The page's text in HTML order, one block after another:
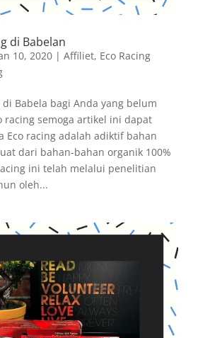
di Babelan
10, 2020| Affiliet, Eco Racing
di Babela bagi Anda yang belum
racing semoga artikel ini dapat
Eco racing adalah adiktif bahan
dari bahan-bahan organik 100%
ini telah melalui penelitian
oleh...